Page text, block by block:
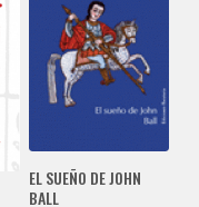
EL SUEÑO DE JOHN
BALL